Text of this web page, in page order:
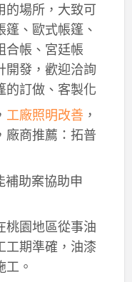
的場所，大致可
、歐式帳篷、
合帳、宮廷帳
開發，歡迎洽詢
的訂做、客製化
工廠照明改善，
廠商推薦：拓普
補助案協助申
桃園地區從事油
工期準確，油漆
。